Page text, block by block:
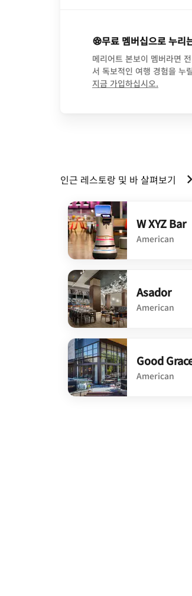
무료 멤버십으로 누리
메리어트 본보이 멤버라면
서 독보적인 여행 경험을 누
지금 가입하십시오.
인근 레스토랑 및 바 살펴보기
W XYZ Bar
American
undefined W XYZ Bar
Asador
American
undefined Asador
Good
American